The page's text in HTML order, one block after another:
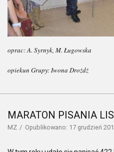
oprac: A. Syrnyk, M. Ługowska
opiekun Grupy: Iwona Drożdż
MARATON PISANIA
MZ Opublikowano: 17 grudzień